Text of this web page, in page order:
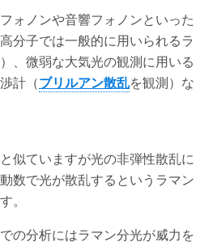
ォノンや音響フォノンといった
分子では一般的に用いられるラ
、微弱な大気光の観測に用いる
計（ブリルアン散乱を観測）な
似ていますが光の非弾性散乱に
数で光が散乱するというラマン
。
の分析にはラマン分光が威力を